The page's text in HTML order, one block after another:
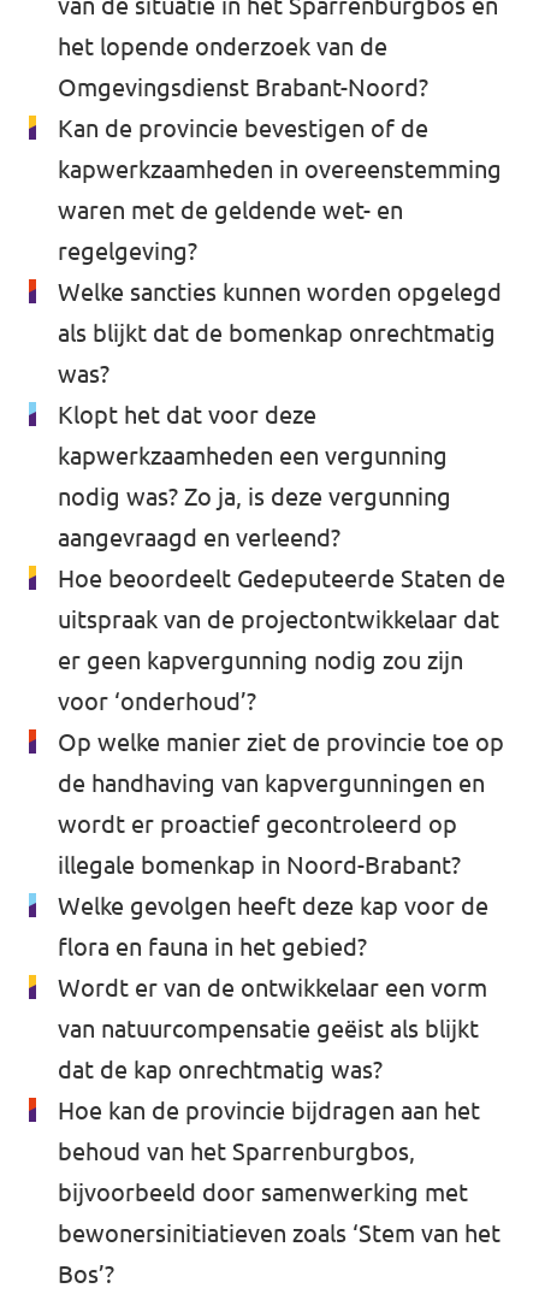
het lopende onderzoek van de
Omgevingsdienst Brabant-Noord?
Kan de provincie bevestigen of de
kapwerkzaamheden in overeenstemming
waren met de geldende wet- en
regelgeving?
Welke sancties kunnen worden opgelegd
als blijkt dat de bomenkap onrechtmatig
was?
Klopt het dat voor deze
kapwerkzaamheden een vergunning
nodig was? Zo ja, is deze vergunning
aangevraagd en verleend?
Hoe beoordeelt Gedeputeerde Staten de
uitspraak van de projectontwikkelaar dat
er geen kapvergunning nodig zou zijn
voor ‘onderhoud’?
Op welke manier ziet de provincie toe op
de handhaving van kapvergunningen en
wordt er proactief gecontroleerd op
illegale bomenkap in Noord-Brabant?
Welke gevolgen heeft deze kap voor de
flora en fauna in het gebied?
Wordt er van de ontwikkelaar een vorm
van natuurcompensatie geëist als blijkt
dat de kap onrechtmatig was?
Hoe kan de provincie bijdragen aan het
behoud van het Sparrenburgbos,
bijvoorbeeld door samenwerking met
bewonersinitiatieven zoals ‘Stem van het
Bos’?